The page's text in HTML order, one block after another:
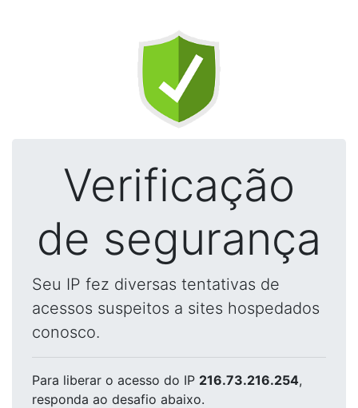
Verificação
de segurança
Seu IP fez diversas tentativas de
acessos suspeitos a sites hospedados
conosco.
Para liberar o acesso do IP 216.73.216.254,
responda ao desafio abaixo.